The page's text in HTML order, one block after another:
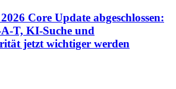
Core Update abgeschlossen:
T, KI-Suche und
jetzt wichtiger werden